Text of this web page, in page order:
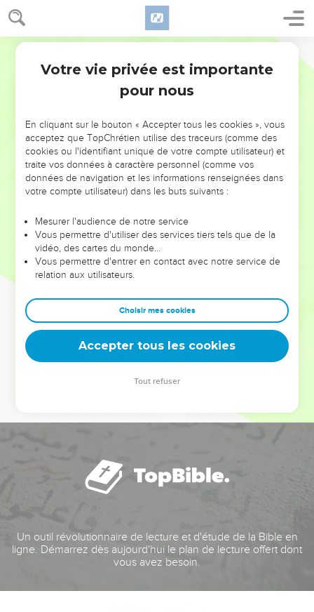
NE MANQUEZ PAS L’ÉVÉNEMENT
DE L’ANNÉE !
ET SI LEURS ERREURS POUVAIENT VOUS ÉVITER LES
VOTRES ?
leur foi ou leur vision. Mais on voit moins les doutes, les erreurs
et les saisons difficiles qu'ils ont traversés, alors même que ce
sont elles qui les ont façonnés.
Dans cette conférence, leaders, entrepreneurs, et responsables
clés pour avancer avec plus de sagesse afin que leurs erreurs
deviennent vos tremplins. Que vous guidiez un ministère, une
équipe, un groupe ou une famille, leur expérience est faite
Un outil révolutionnaire de lecture et d'étude de la Bible en
ligne. Démarrez dès aujourd'hui le plan de lecture offert dont
vous avez besoin.
Votre vie privée est importante
pour nous
En cliquant sur le bouton « Accepter tous les cookies », vous
acceptez que TopChrétien utilise des traceurs (comme des
cookies ou l'identifiant unique de votre compte utilisateur) et
traite vos données à caractère personnel (comme vos
données de navigation et les informations renseignées dans
votre compte utilisateur) dans les buts suivants :
Mesurer l'audience de notre service
Vous permettre d'utiliser des services tiers tels que de la
vidéo, des cartes du monde…
Vous permettre d'entrer en contact avec notre service de
relation aux utilisateurs.
Choisir mes cookies
Accepter tous les cookies
Tout refuser